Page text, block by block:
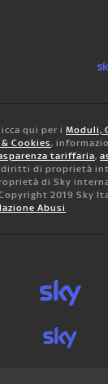
qui per i Moduli,
Cookies,
tariffaria,
diritti di proprietà
di Sky
2019 Sky
Abusi